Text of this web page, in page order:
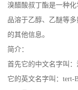
溴醋酸叔丁酯是一种
品溶于乙醇、乙醚等
的其他信息。
简介：
首先它的中文名字叫
它的英文名字叫：tert-